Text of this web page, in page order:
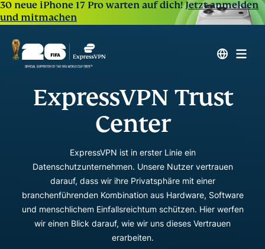
30 neue iPhone 17 Pro warten auf dich!Jetzt anmelden
und mitmachen
ExpressVPN Trust
Center
ExpressVPN ist in erster Linie ein
Datenschutzunternehmen. Unsere Nutzer vertrauen
darauf, dass wir ihre Privatsphäre mit einer
branchenführenden Kombination aus Hardware, Software
und menschlichem Einfallsreichtum schützen. Hier werfen
wir einen Blick darauf, wie wir uns dieses Vertrauen
erarbeiten.